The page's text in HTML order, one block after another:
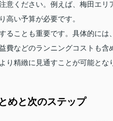
意ください。例えば、梅田エ
高い予算が必要です。
ることも重要です。具体的に
費などのランニングコストも
精緻に見通すことが可能とな
めと次のステップ